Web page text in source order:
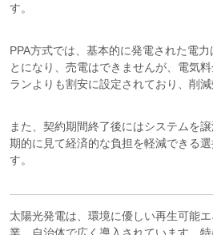
す。
PPA方式では、基本的に発電された電
とになり、売電はできませんが、電気
ランよりも割安に設定されており、削減
また、契約期間終了後にはシステムを
期的に見て経済的な負担を軽減できる
す。
太陽光発電は、環境に優しい再生可能
業、自治体で広く導入されています。